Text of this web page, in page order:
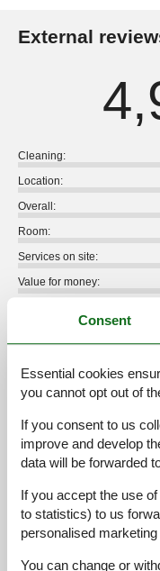
External
Cleaning:
Location:
Overall:
Room:
Services on site:
Value for money:
Cleaning: 5
Room:
5
4,6
Cleaning: 5
5,0
Consent
Essential cookies
you cannot opt out of
If you consent to us
improve and develop
data will be forwarded
If you accept the use
to statistics) to us
personalised
You can change or